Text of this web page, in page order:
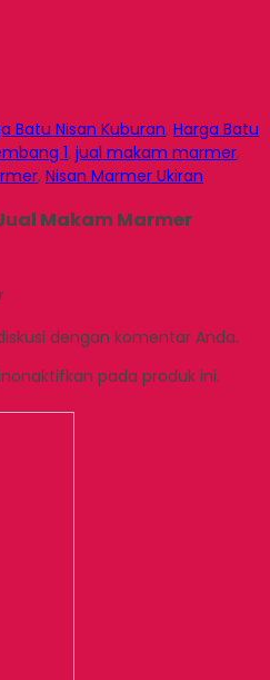
Batu Nisan Kuburan, Harga Batu
1, jual makam marmer,
, Nisan Marmer Ukiran
Makam Marmer
dengan komentar Anda.
pada produk ini.